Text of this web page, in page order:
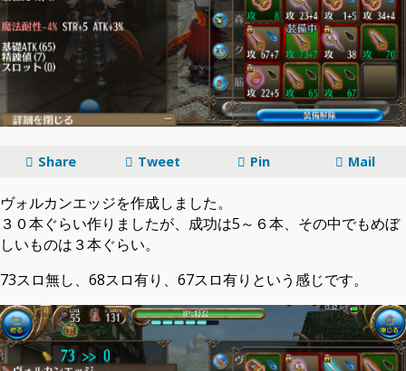
Share Tweet Pin Mail
ヴォルカンエッジを作成しました。
３０本ぐらい作りましたが、成功は5～６本、その中でもめぼ
しいものは３本ぐらい。
73スロ無し、68スロ有り、67スロ有りという感じです。